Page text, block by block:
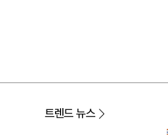
트렌드 뉴스